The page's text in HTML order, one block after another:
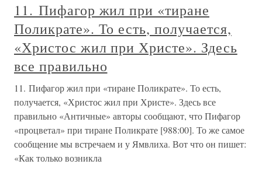
11. Пифагор жил при «тиране
Поликрате». То есть, получается,
«Христос жил при Христе». Здесь
все правильно
11. Пифагор жил при «тиране Поликрате». То есть,
получается, «Христос жил при Христе». Здесь все
правильно «Античные» авторы сообщают, что Пифагор
«процветал» при тиране Поликрате [988:00]. То же самое
сообщение мы встречаем и у Ямвлиха. Вот что он пишет:
«Как только возникла